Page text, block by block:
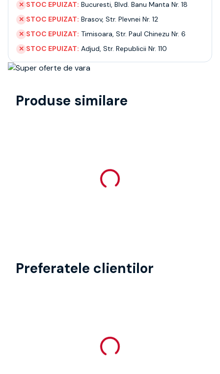
✕ STOC EPUIZAT: Bucuresti, Blvd. Banu Manta Nr. 18
✕ STOC EPUIZAT: Brasov, Str. Plevnei Nr. 12
✕ STOC EPUIZAT: Timisoara, Str. Paul Chinezu Nr. 6
✕ STOC EPUIZAT: Adjud, Str. Republicii Nr. 110
Produse similare
Preferatele clientilor